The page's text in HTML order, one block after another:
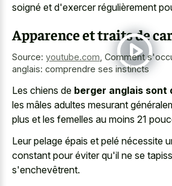
soigné et d'exercer régulièrement
Apparence et traits de
Source: youtube.com Comment
anglais: comprendre ses instincts
Les chiens de berger anglais sont
les mâles adultes mesurant
plus et les femelles au moins 21
Leur pelage épais et pelé nécessite
constant pour éviter qu'il ne se
s'enchevêtrent.